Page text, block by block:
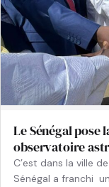
Le Sénégal
observatoire
C’est dans la ville
Sénégal a franchi